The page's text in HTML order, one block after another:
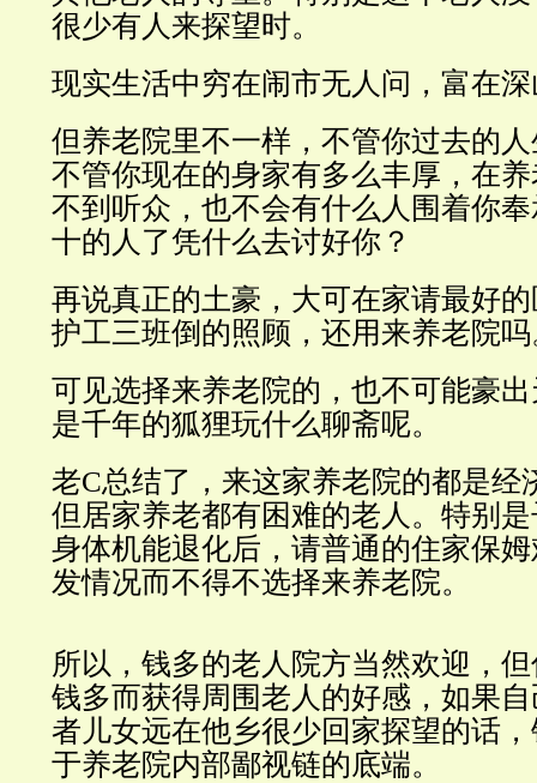
很少有人来探望时。
现实生活中穷在闹市无人问，富在
但养老院里不一样，不管你过去的
不管你现在的身家有多么丰厚，在
不到听众，也不会有什么人围着你
十的人了凭什么去讨好你？
再说真正的土豪，大可在家请最好
护工三班倒的照顾，还用来养老院
可见选择来养老院的，也不可能豪
是千年的狐狸玩什么聊斋呢。
老C总结了，来这家养老院的都是经
但居家养老都有困难的老人。特别
身体机能退化后，请普通的住家保
发情况而不得不选择来养老院。
所以，钱多的老人院方当然欢迎，
钱多而获得周围老人的好感，如果
者儿女远在他乡很少回家探望的话
于养老院内部鄙视链的底端。